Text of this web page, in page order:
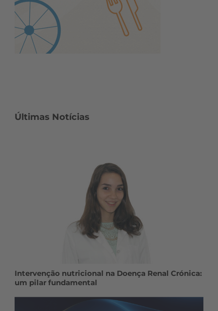
Últimas Notícias
Intervenção nutricional na Doença Renal Crónica:
um pilar fundamental